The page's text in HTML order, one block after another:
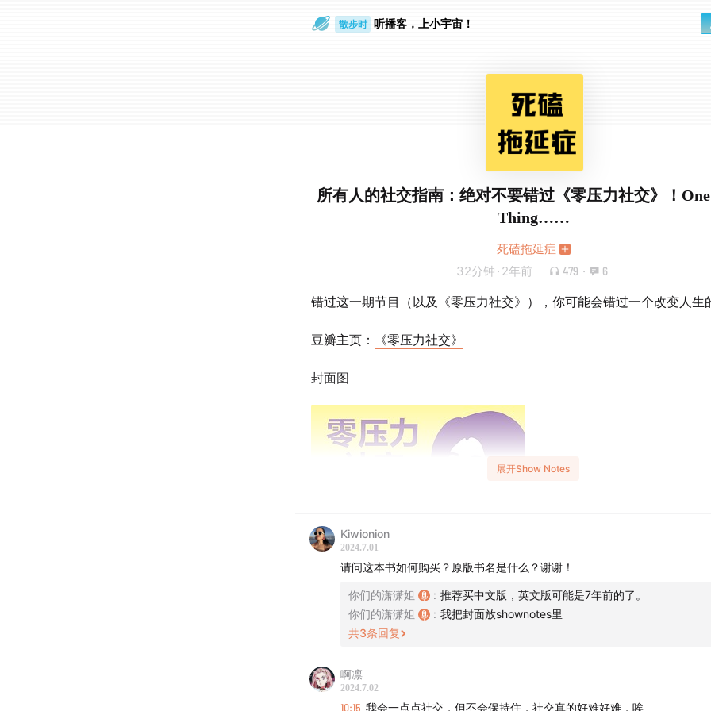
散步时 听播客，上小宇宙！
所有人的社交指南：绝对不要错过《零压力社交》！
Thing……
死磕拖延症
32分钟 · 2年前 479 · 6
错过这一期节目（以及《零压力社交》），你可能会错过一个改变人生
豆瓣主页： 《零压力社交》
封面图
展开Show Notes
Kiwionion
2024.7.01
请问这本书如何购买？原版书名是什么？谢谢！
你们的潇潇姐 : 推荐买中文版，英文版可能是7年前的了。
你们的潇潇姐
: 我把封面放shownotes里
共3条回复
啊凛
2024.7.02
10:15 我会一点点社交，但不会保持住，社交真的好难好难，唉